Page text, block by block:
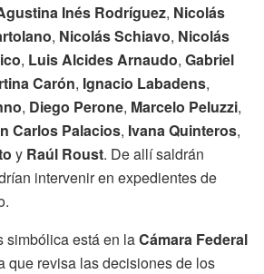
Inés Rodríguez, Nicolás
, Nicolás Schiavo, Nicolás
, Luis Alcides Arnaudo, Gabriel
Carón, Ignacio Labadens,
, Diego Perone, Marcelo Peluzzi,
Carlos Palacios, Ivana Quinteros,
y Raúl Roust. De allí saldrán
intervenir en expedientes de
simbólica está en laCámara Federal
que revisa las decisiones de los